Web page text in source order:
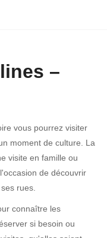
–
vous pourrez visiter
moment de culture. La
visite en famille ou
de découvrir
rues.
connaître les
si besoin ou